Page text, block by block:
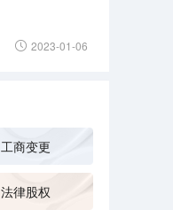
2023-01-06
工商变更
法律股权